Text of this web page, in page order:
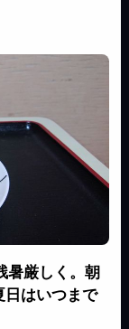
暑厳しく。朝
日はいつまで